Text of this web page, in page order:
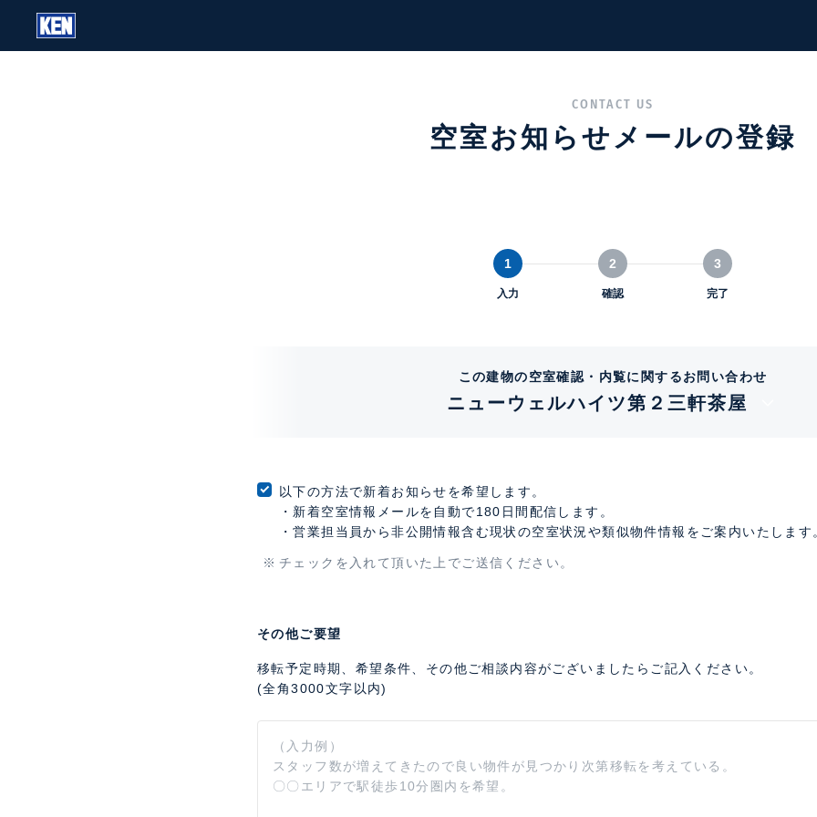
CONTACT US
空室お知らせメールの登録
1
入力
2
確認
3
完了
この建物の空室確認・内覧に関するお問い合わせ
ニューウェルハイツ第２三軒茶屋
以下の方法で新着お知らせを希望します。
・新着空室情報メールを自動で180日間配信します。
・営業担当員から非公開情報含む現状の空室状況や類似物件情報をご案内いたします
チェックを入れて頂いた上でご送信ください。
その他ご要望
移転予定時期、希望条件、その他ご相談内容がございましたらご記入ください。
(全角3000文字以内)